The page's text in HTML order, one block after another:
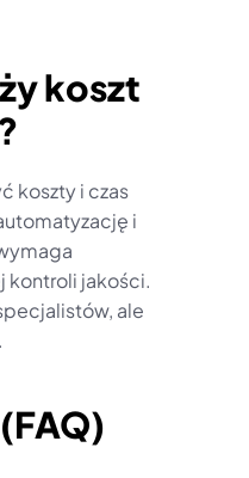
koszt
koszty i czas
i
kontroli jakości.
ale